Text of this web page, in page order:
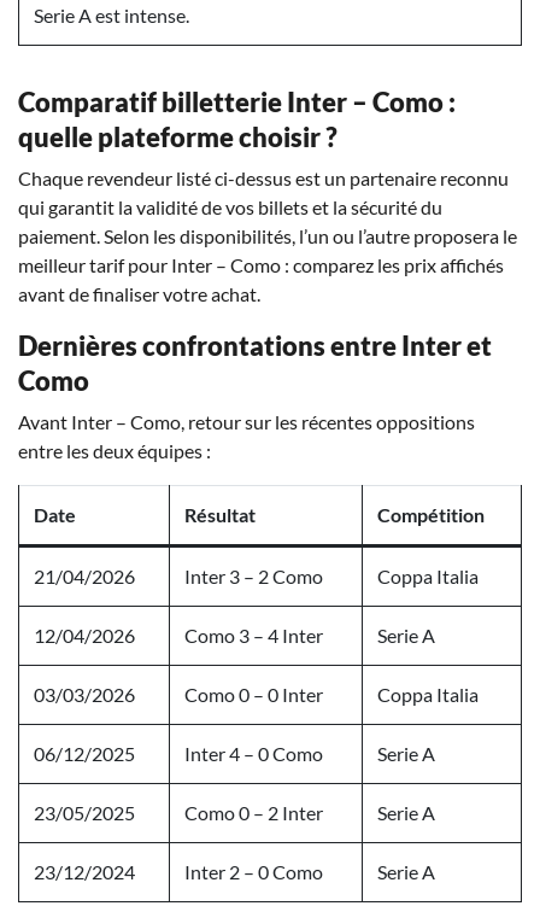
Serie A est intense.
Comparatif billetterie Inter – Como :
quelle plateforme choisir ?
Chaque revendeur listé ci-dessus est un partenaire reconnu
qui garantit la validité de vos billets et la sécurité du
paiement. Selon les disponibilités, l’un ou l’autre proposera le
meilleur tarif pour Inter – Como : comparez les prix affichés
avant de finaliser votre achat.
Dernières confrontations entre Inter et
Como
Avant Inter – Como, retour sur les récentes oppositions
entre les deux équipes :
Date Résultat Compétition
21/04/2026 Inter 3 – 2 Como Coppa Italia
12/04/2026 Como 3 – 4 Inter Serie A
03/03/2026 Como 0 – 0 Inter Coppa Italia
06/12/2025 Inter 4 – 0 Como Serie A
23/05/2025 Como 0 – 2 Inter Serie A
23/12/2024 Inter 2 – 0 Como Serie A